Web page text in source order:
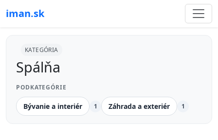
iman.sk
KATEGÓRIA
Spálňa
PODKATEGÓRIE
Bývanie a interiér 1 Záhrada a exteriér 1